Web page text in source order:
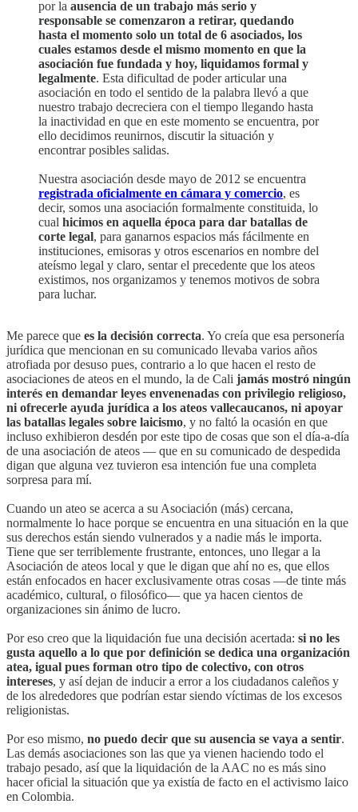
por la ausencia de un trabajo más serio y
responsable se comenzaron a retirar, quedando
hasta el momento solo un total de 6 asociados, los
cuales estamos desde el mismo momento en que la
asociación fue fundada y hoy, liquidamos formal y
legalmente. Esta dificultad de poder articular una
asociación en todo el sentido de la palabra llevó a que
nuestro trabajo decreciera con el tiempo llegando hasta
la inactividad en que en este momento se encuentra, por
ello decidimos reunirnos, discutir la situación y
encontrar posibles salidas.
Nuestra asociación desde mayo de 2012 se encuentra
registrada oficialmente en cámara y comercio, es
decir, somos una asociación formalmente constituida, lo
cual hicimos en aquella época para dar batallas de
corte legal, para ganarnos espacios más fácilmente en
instituciones, emisoras y otros escenarios en nombre del
ateísmo legal y claro, sentar el precedente que los ateos
existimos, nos organizamos y tenemos motivos de sobra
para luchar.
Me parece que es la decisión correcta. Yo creía que esa personería
jurídica que mencionan en su comunicado llevaba varios años
atrofiada por desuso pues, contrario a lo que hacen el resto de
asociaciones de ateos en el mundo, la de Cali jamás mostró ningún
interés en demandar leyes envenenadas con privilegio religioso,
ni ofrecerle ayuda jurídica a los ateos vallecaucanos, ni apoyar
las batallas legales sobre laicismo, y no faltó la ocasión en que
incluso exhibieron desdén por este tipo de cosas que son el día-a-día
de una asociación de ateos — que en su comunicado de despedida
digan que alguna vez tuvieron esa intención fue una completa
sorpresa para mí.
Cuando un ateo se acerca a su Asociación (más) cercana,
normalmente lo hace porque se encuentra en una situación en la que
sus derechos están siendo vulnerados y a nadie más le importa.
Tiene que ser terriblemente frustrante, entonces, uno llegar a la
Asociación de ateos local y que le digan que ahí no es, que ellos
están enfocados en hacer exclusivamente otras cosas —de tinte más
académico, cultural, o filosófico— que ya hacen cientos de
organizaciones sin ánimo de lucro.
Por eso creo que la liquidación fue una decisión acertada: si no les
gusta aquello a lo que por definición se dedica una organización
atea, igual pues forman otro tipo de colectivo, con otros
intereses, y así dejan de inducir a error a los ciudadanos caleños y
de los alrededores que podrían estar siendo víctimas de los excesos
religionistas.
Por eso mismo, no puedo decir que su ausencia se vaya a sentir.
Las demás asociaciones son las que ya vienen haciendo todo el
trabajo pesado, así que la liquidación de la AAC no es más sino
hacer oficial la situación que ya existía de facto en el activismo laico
en Colombia.